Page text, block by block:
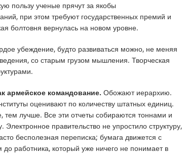
пользу ученые прячут за якобы
при этом требуют государственных премий и
болтовня вернулась на новом уровне.
убеждение, будто развиваться можно, не меняя
со старым грузом мышления. Творческая
армейское командование. Обожают иерархию.
оценивают по количеству штатных единиц.
тем лучше. Все эти отчеты собираются тоннами и
правительство не упростило структуру,
бесполезная переписка; бумага движется с
работника, который уже ничего не понимает в